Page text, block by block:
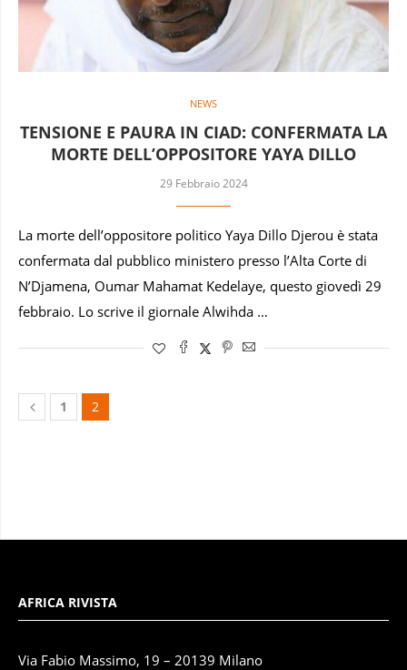
NEWS
TENSIONE E PAURA IN CIAD: CONFERMATA LA
MORTE DELL’OPPOSITORE YAYA DILLO
29 Febbraio 2024
La morte dell’oppositore politico Yaya Dillo Djerou è stata
confermata dal pubblico ministero presso l’Alta Corte di
N’Djamena, Oumar Mahamat Kedelaye, questo giovedì 29
febbraio. Lo scrive il giornale Alwihda …
1 2
AFRICA RIVISTA
Via Fabio Massimo, 19 – 20139 Milano